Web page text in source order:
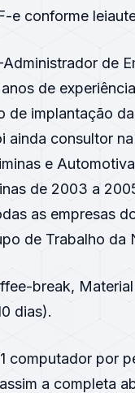
e conforme
de
de
de implantação
ainda consultor
e
de 2003 a
as empresas
de Trabalho da
break,
dias).
computador por
a completa